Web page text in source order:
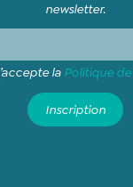
newsletter.
la Politique